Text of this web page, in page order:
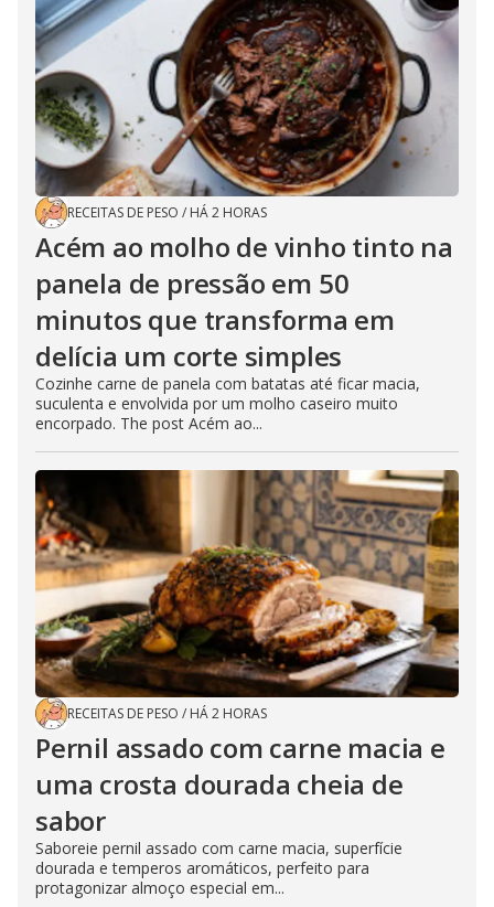
RECEITAS DE PESO / HÁ 2 HORAS
Acém ao molho de vinho tinto na
panela de pressão em 50
minutos que transforma em
delícia um corte simples
Cozinhe carne de panela com batatas até ficar macia,
suculenta e envolvida por um molho caseiro muito
encorpado. The post Acém ao...
RECEITAS DE PESO / HÁ 2 HORAS
Pernil assado com carne macia e
uma crosta dourada cheia de
sabor
Saboreie pernil assado com carne macia, superfície
dourada e temperos aromáticos, perfeito para
protagonizar almoço especial em...